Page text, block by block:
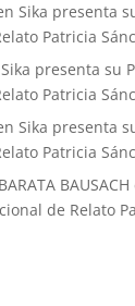
Sika presenta
Patricia
Sika presenta su
Patricia
Sika presenta
Patricia
BAUSACH
de Relato